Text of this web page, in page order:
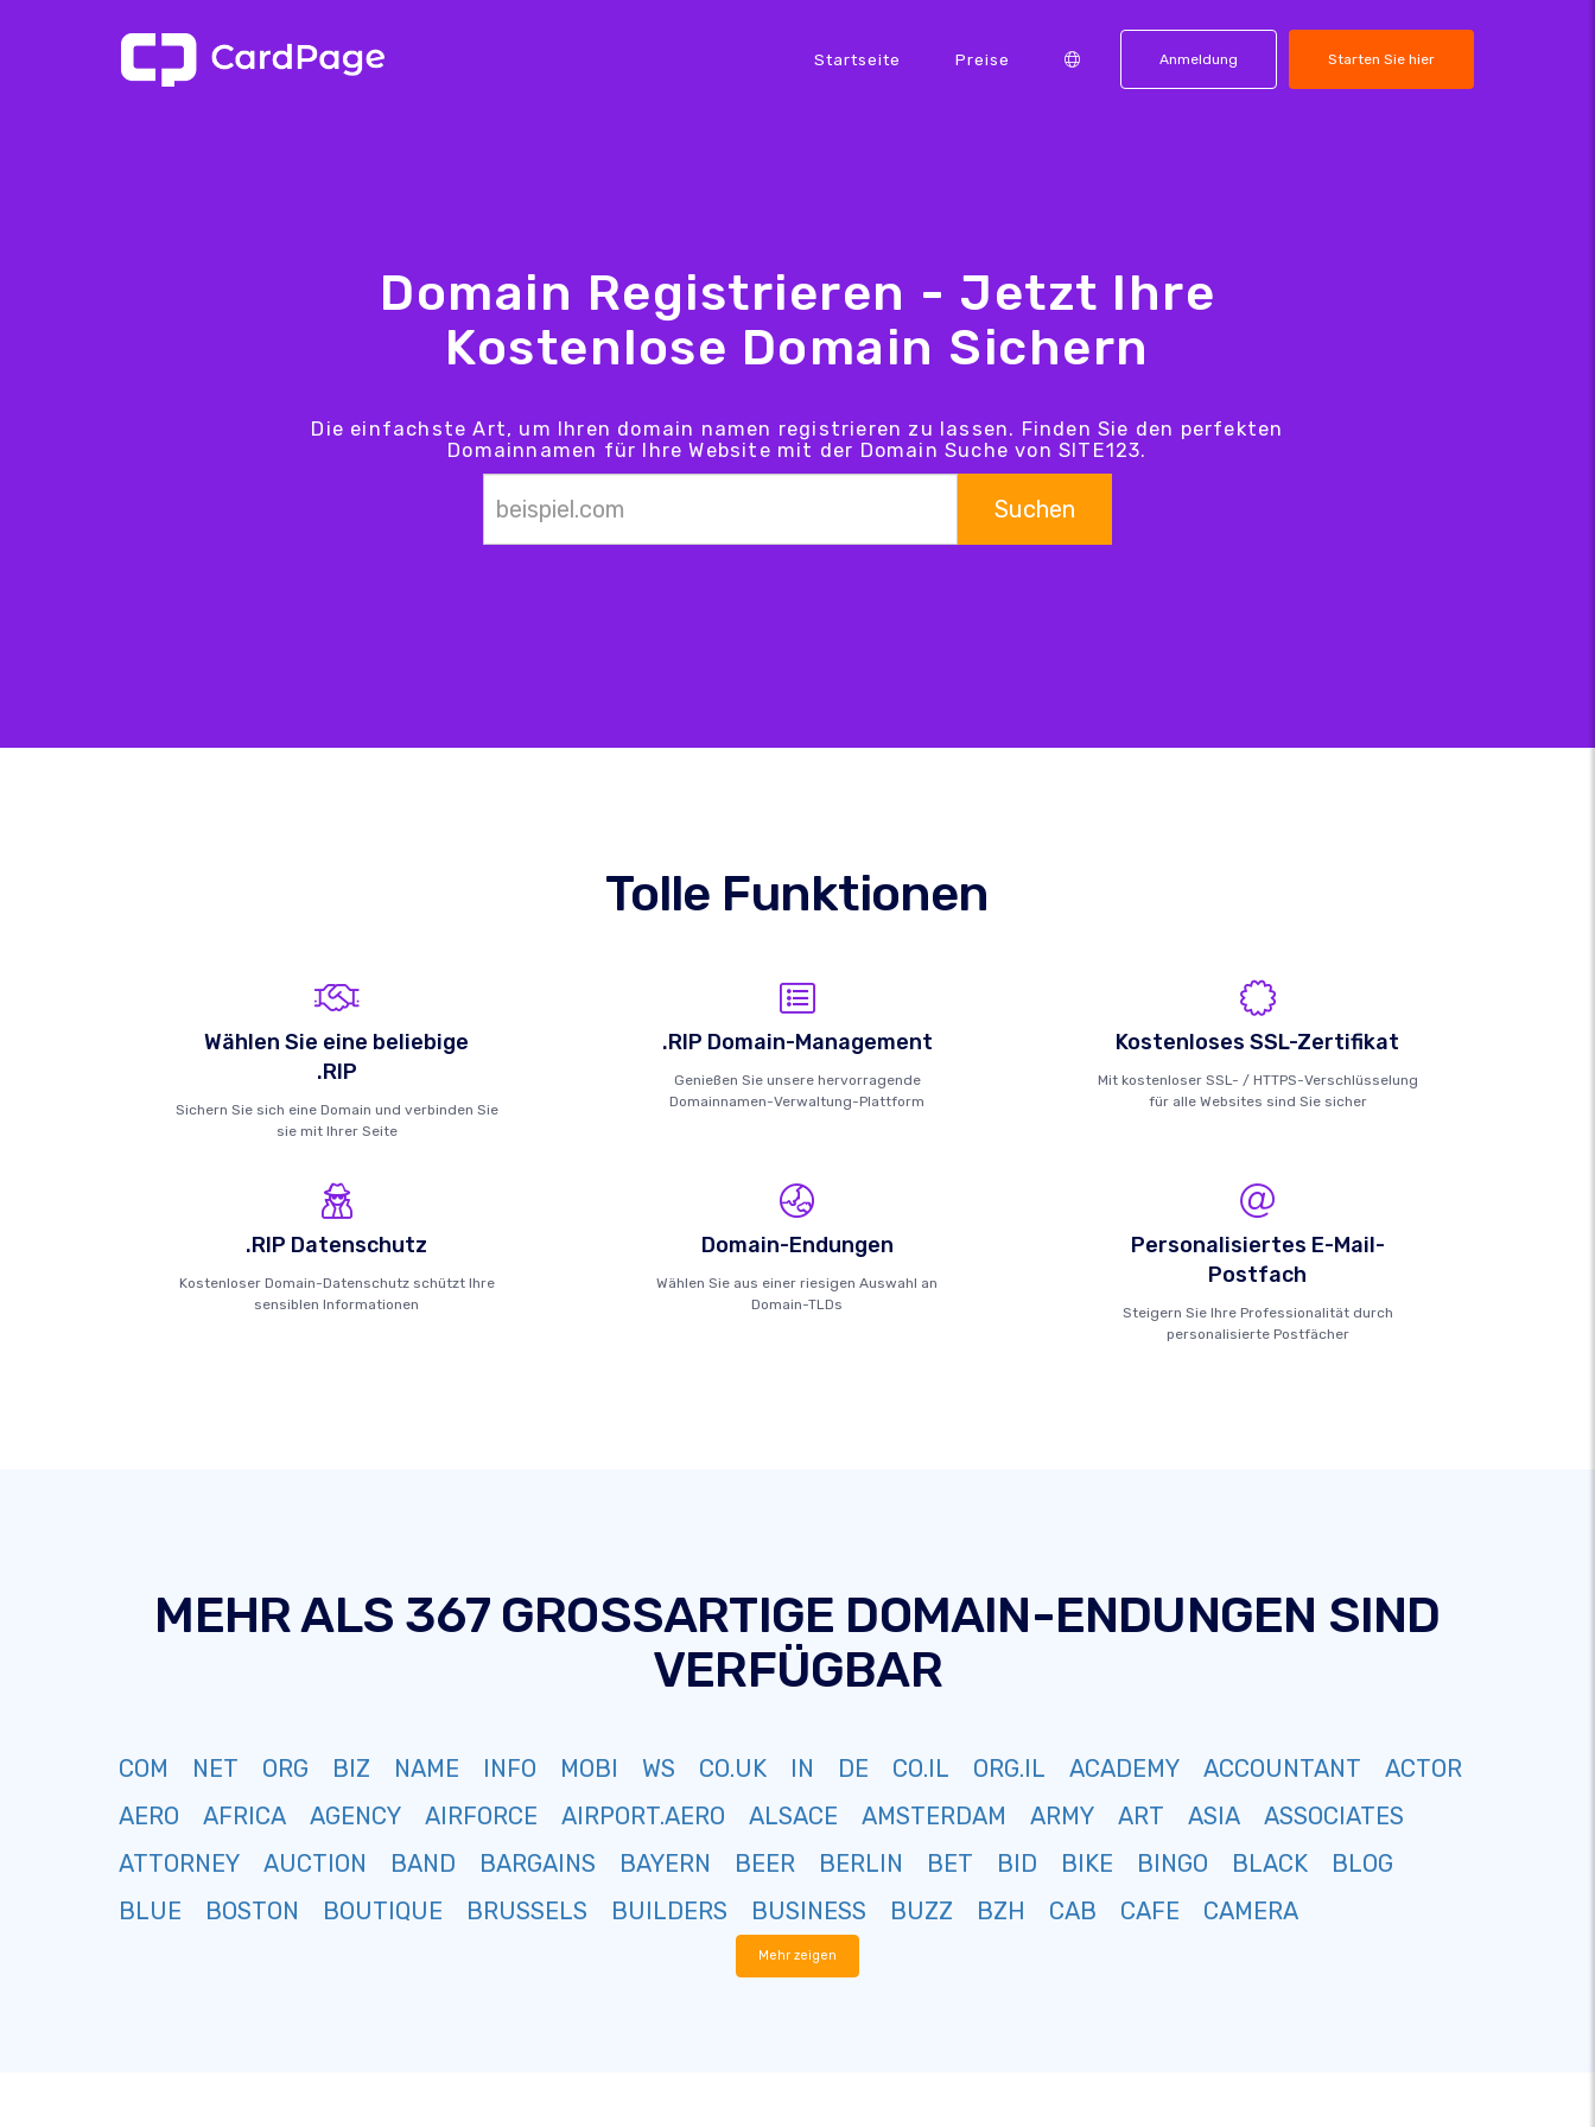
Startseite Preise Anmeldung Starten Sie hier
Domain Registrieren - Jetzt Ihre
Kostenlose Domain Sichern
Die einfachste Art, um Ihren domain namen registrieren zu lassen. Finden Sie den perfekten
Domainnamen für Ihre Website mit der Domain Suche von SITE123.
Suchen
Tolle Funktionen
Wählen Sie eine beliebige
.RIP
Sichern Sie sich eine Domain und verbinden Sie
sie mit Ihrer Seite
.RIP Domain-Management
Genießen Sie unsere hervorragende
Domainnamen-Verwaltung-Plattform
Kostenloses SSL-Zertifikat
Mit kostenloser SSL- / HTTPS-Verschlüsselung
für alle Websites sind Sie sicher
.RIP Datenschutz
Kostenloser Domain-Datenschutz schützt Ihre
sensiblen Informationen
Domain-Endungen
Wählen Sie aus einer riesigen Auswahl an
Domain-TLDs
Personalisiertes E-Mail-
Postfach
Steigern Sie Ihre Professionalität durch
personalisierte Postfächer
MEHR ALS 367 GROSSARTIGE DOMAIN-ENDUNGEN SIND
VERFÜGBAR
COM NET ORG BIZ NAME INFO MOBI WS CO.UK IN DE CO.IL ORG.IL ACADEMY ACCOUNTANT
ACTOR
AERO
AFRICA AGENCY AIRFORCE AIRPORT.AERO ALSACE AMSTERDAM ARMY ART ASIA
ASSOCIATES
ATTORNEY
AUCTION BAND BARGAINS BAYERN BEER BERLIN BET BID BIKE BINGO BLACK
BLOG
BLUE
BOSTON BOUTIQUE BRUSSELS BUILDERS BUSINESS BUZZ BZH CAB CAFE CAMERA
Mehr zeigen